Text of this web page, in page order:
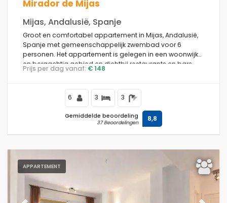
Mirador de Mijas
Mijas, Andalusië, Spanje
Groot en comfortabel appartement in Mijas, Andalusië,
Spanje met gemeenschappelijk zwembad voor 6
personen. Het appartement is gelegen in een woonwijk
en bergachtig gebied en dichtbij restaurants en bars.
Prijs per dag vanaf: € 148
6 3 3
Gemiddelde beoordeling
37 Beoordelingen 8,8
APPARTEMENT